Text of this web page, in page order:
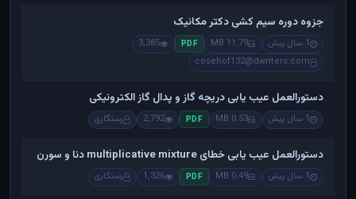
جزوه دوره سیم کشی دکتر مکانیک
1 سال پیش 11.79 MB
PDF
3,385
cosehof132@dwriters.com
دستورالعمل عیب یابی دریچه گاز و پدال گاز الکترونیکی
1 سال پیش 0.53 MB
PDF
2,792 رستگاری
دستورالعمل عیب یابی خطای multiplicative mixture دنا و سورن
1 سال پیش 0.49 MB
PDF
1,326 رستگاری